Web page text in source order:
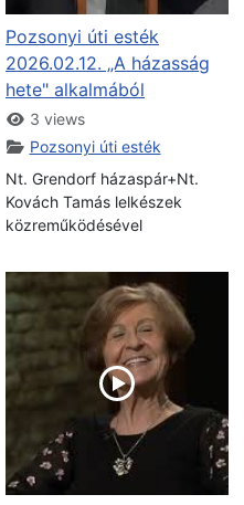
Pozsonyi úti esték
2026.02.12. „A házasság
hete" alkalmából
3 views
Pozsonyi úti esték
Nt. Grendorf házaspár+Nt.
Kovách Tamás lelkészek
közreműködésével